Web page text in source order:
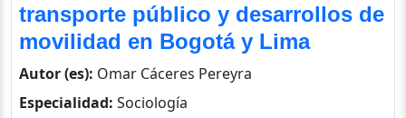
transporte público y desarrollos de
movilidad en Bogotá y Lima
Autor (es): Omar Cáceres Pereyra
Especialidad: Sociología